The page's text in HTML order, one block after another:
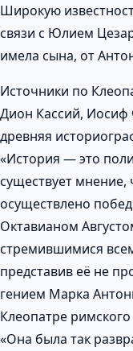
Широкую
связи с Юлием
имела сына, от
Источники по
Дион Кассий,
древняя
«История — это
существует мнение,
осуществлено
Октавианом
стремившимися
представив её не
гением Марка
Клеопатре
«Она была так